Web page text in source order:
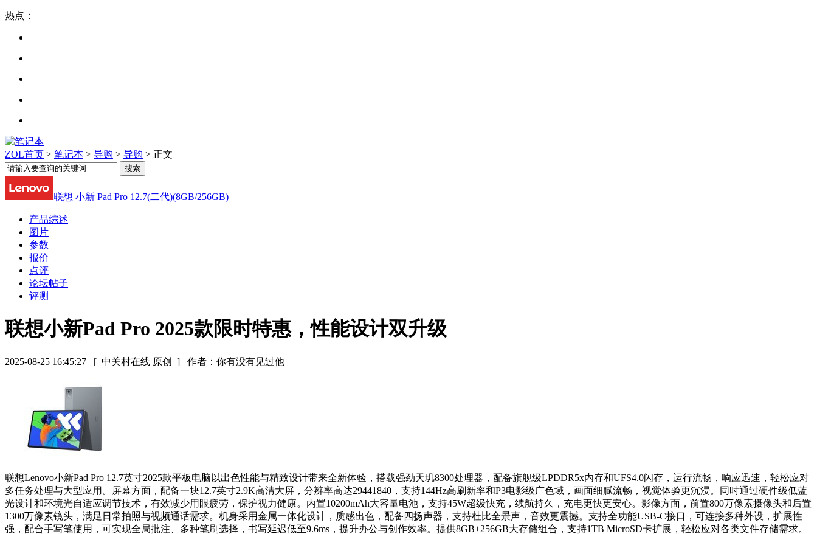
热点：
ZOL首页 > 笔记本 > 导购 > 导购 > 正文
联想 小新 Pad Pro 12.7(二代)(8GB/256GB)
产品综述
图片
参数
报价
点评
论坛帖子
评测
联想小新Pad Pro 2025款限时特惠，性能设计双升级
2025-08-25 16:45:27 [ 中关村在线 原创 ] 作者：你有没有见过他
联想Lenovo小新Pad Pro 12.7英寸2025款平板电脑以出色性能与精致设计带来全新体验，搭载强劲天玑8300处理器，配备旗舰级LPDDR5x内存和UFS4.0闪存，运行流畅，响应迅速，轻松应对
多任务处理与大型应用。屏幕方面，配备一块12.7英寸2.9K高清大屏，分辨率高达29441840，支持144Hz高刷新率和P3电影级广色域，画面细腻流畅，视觉体验更沉浸。同时通过硬件级低蓝
光设计和环境光自适应调节技术，有效减少用眼疲劳，保护视力健康。内置10200mAh大容量电池，支持45W超级快充，续航持久，充电更快更安心。影像方面，前置800万像素摄像头和后置
1300万像素镜头，满足日常拍照与视频通话需求。机身采用金属一体化设计，质感出色，配备四扬声器，支持杜比全景声，音效更震撼。支持全功能USB-C接口，可连接多种外设，扩展性
强，配合手写笔使用，可实现全局批注、多种笔刷选择，书写延迟低至9.6ms，提升办公与创作效率。提供8GB+256GB大存储组合，支持1TB MicroSD卡扩展，轻松应对各类文件存储需求。